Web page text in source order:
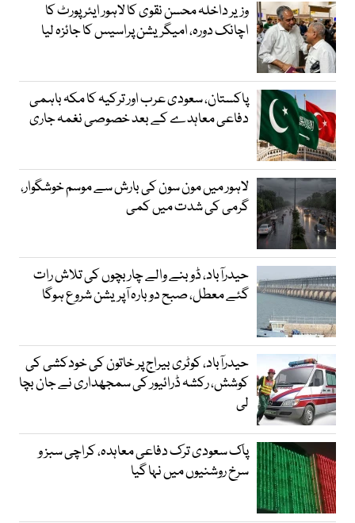
وزیر داخلہ محسن نقوی کا لاہور ایئر پورٹ کا
اچانک دورہ، امیگریشن پراسیس کا جائزہ لیا
پاکستان، سعودی عرب اور ترکیہ کا مکہ باہمی
دفاعی معاہدے کے بعد خصوصی نغمہ جاری
لاہور میں مون سون کی بارش سے موسم خوشگوار،
گرمی کی شدت میں کمی
حیدرآباد، ڈوبنے والے چار بچوں کی تلاش رات
گئے معطل، صبح دوبارہ آپریشن شروع ہوگا
حیدرآباد، کوٹری بیراج پر خاتون کی خودکشی کی
کوشش، رکشہ ڈرائیور کی سمجھداری نے جان بچا
لی
پاک سعودی ترک دفاعی معاہدہ، کراچی سبز و
سرخ روشنیوں میں نہا گیا